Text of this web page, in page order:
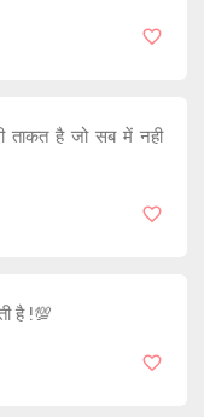
ताकत है जो सब में नही
है !💯